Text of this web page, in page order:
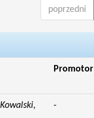
poprzedni
Promotor
-